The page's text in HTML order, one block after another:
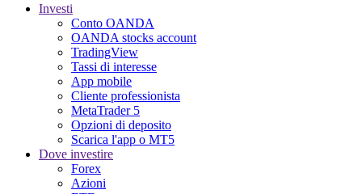
Investi
Conto OANDA
OANDA stocks account
TradingView
Tassi di interesse
App mobile
Cliente professionista
MetaTrader 5
Opzioni di deposito
Scarica l'app o MT5
Dove investire
Forex
Azioni